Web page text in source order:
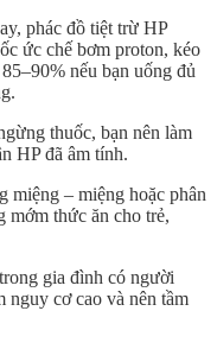
phác đồ tiệt trừ HP
ức chế bơm proton, kéo
nếu bạn uống đủ
thuốc, bạn nên làm
HP đã âm tính.
miệng – miệng hoặc phân
mớm thức ăn cho trẻ,
gia đình có người
nguy cơ cao và nên tầm